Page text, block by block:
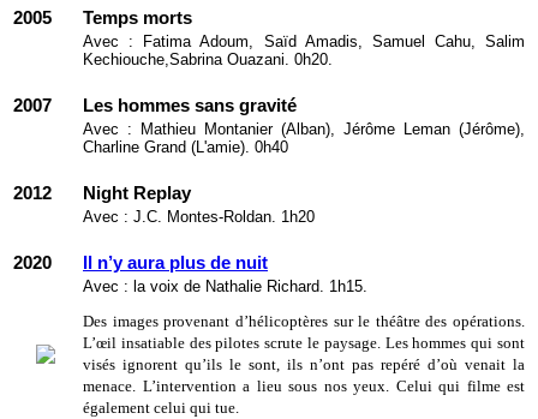
2005 Temps morts
Avec : Fatima Adoum, Saïd Amadis, Samuel Cahu, Salim
Kechiouche,Sabrina Ouazani. 0h20.
2007 Les hommes sans gravité
Avec : Mathieu Montanier (Alban), Jérôme Leman (Jérôme),
Charline Grand (L'amie). 0h40
2012 Night Replay
Avec : J.C. Montes-Roldan. 1h20
2020 Il n’y aura plus de nuit
Avec : la voix de Nathalie Richard. 1h15.
Des images provenant d’hélicoptères sur le théâtre des opérations.
L’œil insatiable des pilotes scrute le paysage. Les hommes qui sont
visés ignorent qu’ils le sont, ils n’ont pas repéré d’où venait la
menace. L’intervention a lieu sous nos yeux. Celui qui filme est
également celui qui tue.